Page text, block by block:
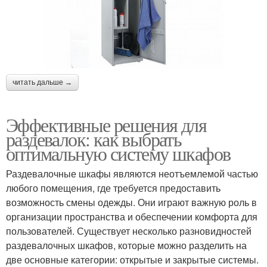
читать дальше →
Эффективные решения для
раздевалок: как выбрать
оптимальную систему шкафов
Раздевалочные шкафы являются неотъемлемой частью
любого помещения, где требуется предоставить
возможность смены одежды. Они играют важную роль в
организации пространства и обеспечении комфорта для
пользователей. Существует несколько разновидностей
раздевалочных шкафов, которые можно разделить на
две основные категории: открытые и закрытые системы.